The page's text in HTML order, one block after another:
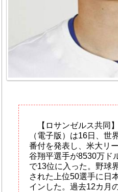
【ロサンゼルス共同
（電子版）は16日、世
番付を発表し、米大リ
谷翔平選手が8530万ド
で13位に入った。野球
された上位50選手に日
インした。過去12カ月